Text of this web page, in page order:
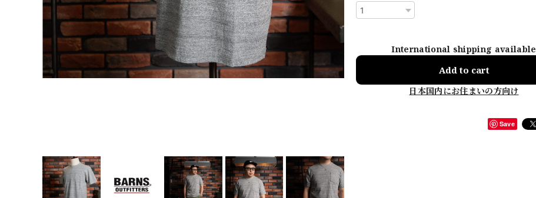
International shipping available
Add to cart
日本国内にお住まいの方向け
Save